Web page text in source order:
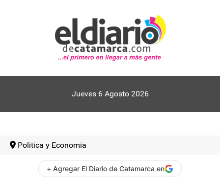
Jueves 6 Agosto 2026
Politica y Economia
+ Agregar El Diario de Catamarca en